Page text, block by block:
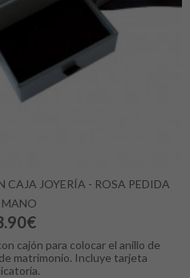
CAJA JOYERÍA - ROSA PEDIDA
MANO
cajón para colocar el anillo de
matrimonio. Incluye tarjeta